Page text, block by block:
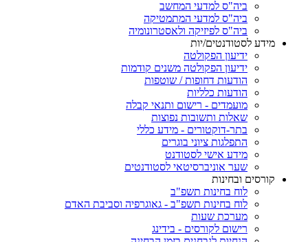
ביה"ס למדעי המחשב
ביה"ס למדעי המתמטיקה
ביה"ס לפיזיקה ולאסטרונומיה
מידע לסטודנטים/יות
ידיעון הפקולטה
ידיעון הפקולטה משנים קודמות
הודעות דחופות / שוטפות
הודעות כלליות
מועמדים - רישום ותנאי קבלה
שאלות ותשובות נפוצות
בתר-דוקטורים - מידע כללי
התפלגות ציוני בוגרים
מידע אישי לסטודנט
שער אוניברסיטאי לסטודנטים
קורסים ובחינות
לוח בחינות תשפ"ב
לוח בחינות תשפ"ב - גאוגרפיה וסביבת האדם
מערכת שעות
רישום לקורסים - בידינג